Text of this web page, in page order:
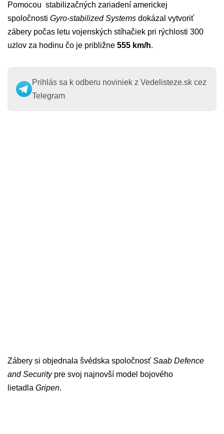
Pomocou stabilizačných zariadení americkej
spoločnosti Gyro-stabilized Systems dokázal vytvoriť
zábery počas letu vojenských stíhačiek pri rýchlosti 300
uzlov za hodinu čo je približne 555 km/h.
Prihlás sa k odberu noviniek z Vedelisteze.sk cez
Telegram
Zábery si objednala švédska spoločnosť Saab Defence
and Securitypre svoj najnovší model bojového
lietadla Gripen.